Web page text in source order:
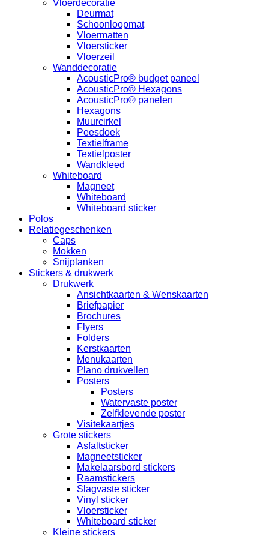
Vloerdecoratie
Deurmat
Schoonloopmat
Vloermatten
Vloersticker
Vloerzeil
Wanddecoratie
AcousticPro® budget paneel
AcousticPro® Hexagons
AcousticPro® panelen
Hexagons
Muurcirkel
Peesdoek
Textielframe
Textielposter
Wandkleed
Whiteboard
Magneet
Whiteboard
Whiteboard sticker
Polos
Relatiegeschenken
Caps
Mokken
Snijplanken
Stickers & drukwerk
Drukwerk
Ansichtkaarten & Wenskaarten
Briefpapier
Brochures
Flyers
Folders
Kerstkaarten
Menukaarten
Plano drukvellen
Posters
Posters
Watervaste poster
Zelfklevende poster
Visitekaartjes
Grote stickers
Asfaltsticker
Magneetsticker
Makelaarsbord stickers
Raamstickers
Slagvaste sticker
Vinyl sticker
Vloersticker
Whiteboard sticker
Kleine stickers